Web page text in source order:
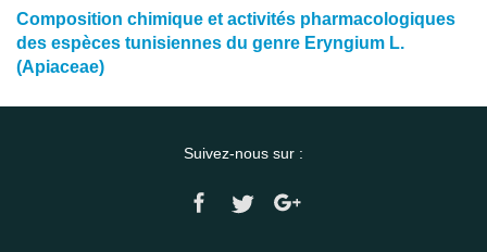
Composition chimique et activités pharmacologiques
des espèces tunisiennes du genre Eryngium L.
(Apiaceae)
Suivez-nous sur :